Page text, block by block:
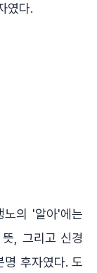
였다.
의 '알아'에는
, 그리고 신경
명 후자였다. 도